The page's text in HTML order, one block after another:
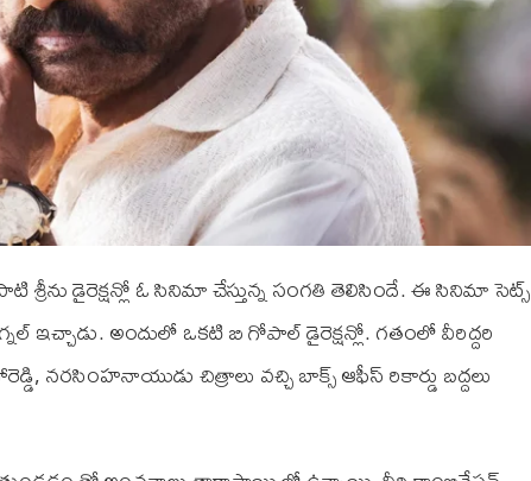
శ్రీను డైరెక్షన్లో ఓ సినిమా చేస్తున్న సంగతి తెలిసిందే. ఈ సినిమా సెట్స్
ఇచ్చాడు. అందులో ఒకటి బి గోపాల్ డైరెక్షన్లో. గతంలో వీరిద్దరి
నరసింహనాయుడు చిత్రాలు వచ్చి బాక్స్ ఆఫీస్ రికార్డు బద్దలు